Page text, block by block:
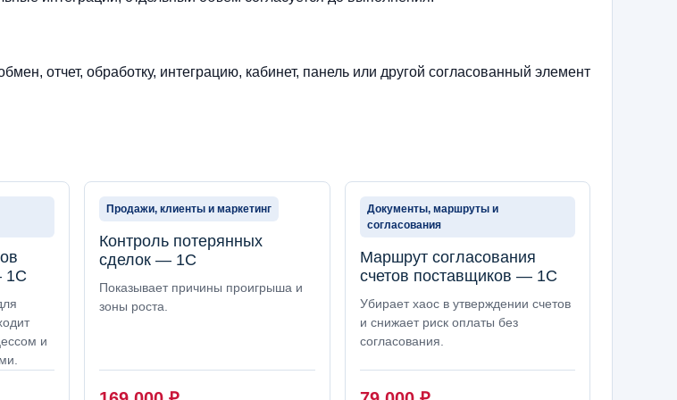
отчет, обработку, интеграцию, кабинет, панель или другой согласованный элемент
1С
и
Продажи, клиенты и маркетинг
Контроль потерянных
сделок — 1С
Показывает причины проигрыша и
зоны роста.
Документы, маршруты и
согласования
Маршрут согласования
счетов поставщиков — 1С
Убирает хаос в утверждении счетов
и снижает риск оплаты без
согласования.